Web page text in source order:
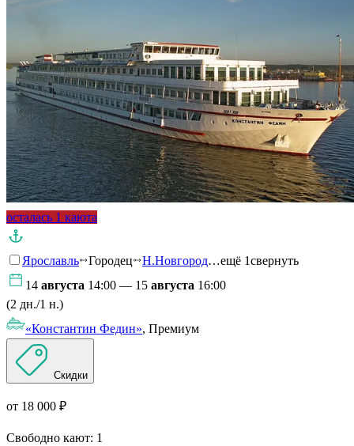
осталась 1 каюта
Ярославль Городец Н.Новгород…ещё 1свернуть
14 августа 14:00 — 15 августа 16:00
(2 дн./1 н.)
«Константин Федин», Премиум
Скидки
от 18 000 ₽
Свободно кают: 1